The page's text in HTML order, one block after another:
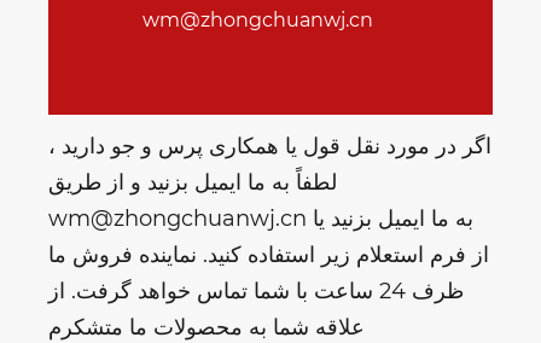
wm@zhongchuanwj.cn
اگر در مورد نقل قول یا همکاری پرس و جو دارید ،
لطفاً به ما ایمیل بزنید و از طریق
wm@zhongchuanwj.cn به ما ایمیل بزنید یا
از فرم استعلام زیر استفاده کنید. نماینده فروش ما
ظرف 24 ساعت با شما تماس خواهد گرفت. از
علاقه شما به محصولات ما متشکرم